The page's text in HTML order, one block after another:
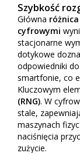
Szybkość
Główna
cyfrowymi
stacjonarne
dotykowe
odpowiedniki
smartfonie, co
Kluczowym
(RNG). W
stale,
maszynach
naciśnięcia
zużycie.